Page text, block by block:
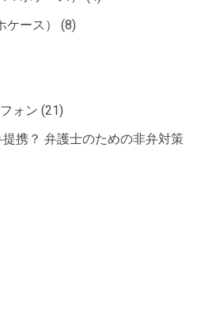
ース）
(8)
ォン (21)
携？ 弁護士のための非弁対策